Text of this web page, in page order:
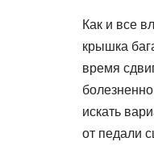
Как и все
крышка
время
искать
от педали